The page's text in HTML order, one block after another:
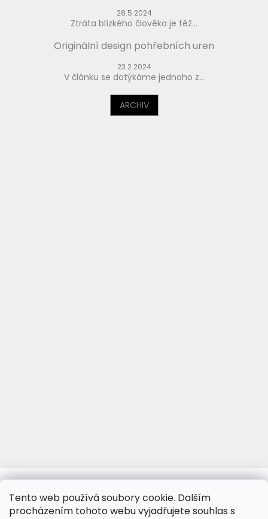
Tento web používá soubory cookie. Dalším
procházením tohoto webu vyjadřujete souhlas s
28.5.2024
Ztráta blízkého člověka je těž...
Originální design pohřebních uren
23.2.2024
V článku se dotýkáme jednoho z...
ARCHIV
www.viva-fotoporcelan.cz www.vivaporcelan.cz